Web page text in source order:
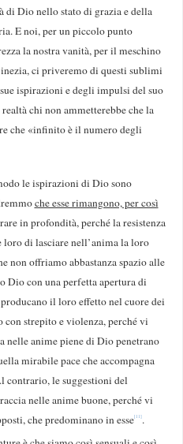
di Dio nello stato di grazia e della
E noi, per un piccolo punto
la nostra vanità, per il meschino
ci priveremo di questi sublimi
ispirazioni e degli impulsi del suo
chi non ammetterebbe che la
che «infinito è il numero degli
le ispirazioni di Dio sono
che esse rimangono, per così
in profondità, perché la resistenza
di lasciare nell’anima la loro
non offriamo abbastanza spazio alle
Dio con una perfetta apertura di
il loro effetto nel cuore dei
strepito e violenza, perché vi
nelle anime piene di Dio penetrano
mirabile pace che accompagna
contrario, le suggestioni del
nelle anime buone, perché vi
che predominano in esse[11].